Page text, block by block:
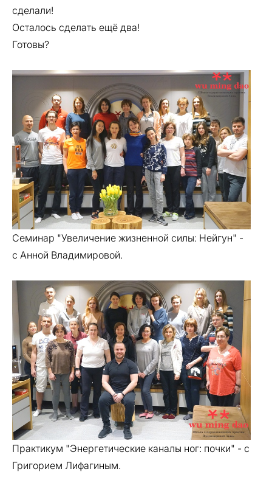
сделали!
Осталось сделать ещё два!
Готовы?
Семинар "Увеличение жизненной силы: Нейгун" -
с Анной Владимировой.
Практикум "Энергетические каналы ног: почки" - с
Григорием Лифагиным.